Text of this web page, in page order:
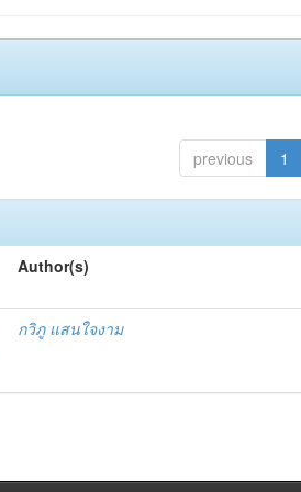
previous 1
Author(s)
กวิภู แสนใจงาม